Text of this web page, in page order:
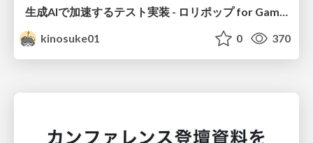
生成AIで加速するテスト実装 - ロリポップ for Gamersの事例と 生成AIエディタの活用
kinosuke01
0 370